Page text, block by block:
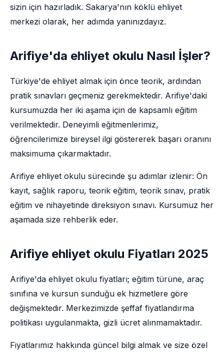
sizin için hazırladık. Sakarya'nın köklü ehliyet
merkezi olarak, her adımda yanınızdayız.
Arifiye'da ehliyet okulu Nasıl İşler?
Türkiye'de ehliyet almak için önce teorik, ardından
pratik sınavları geçmeniz gerekmektedir. Arifiye'daki
kursumuzda her iki aşama için de kapsamlı eğitim
verilmektedir. Deneyimli eğitmenlerimiz,
öğrencilerimize bireysel ilgi göstererek başarı oranını
maksimuma çıkarmaktadır.
Arifiye ehliyet okulu sürecinde şu adımlar izlenir: Ön
kayıt, sağlık raporu, teorik eğitim, teorik sınav, pratik
eğitim ve nihayetinde direksiyon sınavı. Kursumuz her
aşamada size rehberlik eder.
Arifiye ehliyet okulu Fiyatları 2025
Arifiye'da ehliyet okulu fiyatları; eğitim türüne, araç
sınıfına ve kursun sunduğu ek hizmetlere göre
değişmektedir. Merkezimizde şeffaf fiyatlandırma
politikası uygulanmakta, gizli ücret alınmamaktadır.
Fiyatlarımız hakkında güncel bilgi almak ve size özel